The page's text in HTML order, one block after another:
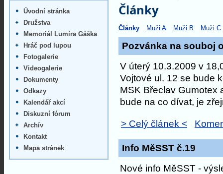
Články
Články Muži A Muži B Muži C
Pozvánka na souboj
V úterý 10.3.2009 v
Vojtové ul. 12 se bude
MSK Břeclav Gumotex
bude na co dívat, je
> Celý článek <
Info MěSST č.19
Nové info MěSST -
Úvodní stránka
Družstva
Memoriál Lumíra Gáška
Hráč pod lupou
Fotogalerie
Videogalerie
Dokumenty
Odkazy
Kalendář akcí
Diskuzní fórum
Archív
Kontakt
Mapa stránek